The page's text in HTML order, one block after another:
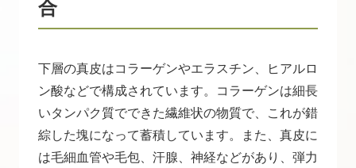
合
下層の真皮はコラーゲンやエラスチン、ヒアルロ
ン酸などで構成されています。コラーゲンは細長
いタンパク質でできた繊維状の物質で、これが錯
綜した塊になって蓄積しています。また、真皮に
は毛細血管や毛包、汗腺、神経などがあり、弾力